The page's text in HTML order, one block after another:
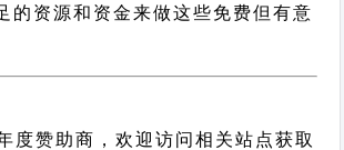
的资源和资金来做这些免费但有意
度赞助商，欢迎访问相关站点获取